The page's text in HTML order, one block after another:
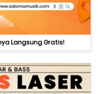
Langsung Gratis!